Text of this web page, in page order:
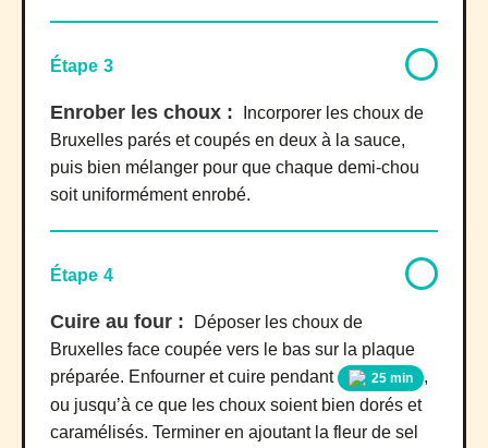
Étape 3
Enrober les choux :
Incorporer les choux de
Bruxelles parés et coupés en deux à la sauce,
puis bien mélanger pour que chaque demi-chou
soit uniformément enrobé.
Étape 4
Cuire au four :
Déposer les choux de
Bruxelles face coupée vers le bas sur la plaque
préparée. Enfourner et cuire pendant
25 min
,
ou jusqu’à ce que les choux soient bien dorés et
caramélisés. Terminer en ajoutant la fleur de sel